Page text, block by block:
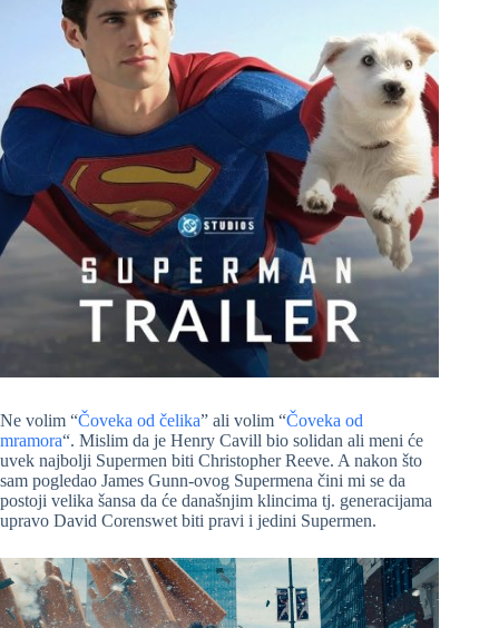
Ne volim “Čoveka od čelika” ali volim “Čoveka od
mramora“. Mislim da je Henry Cavill bio solidan ali meni će
uvek najbolji Supermen biti Christopher Reeve. A nakon što
sam pogledao James Gunn-ovog Supermena čini mi se da
postoji velika šansa da će današnjim klincima tj. generacijama
upravo David Corenswet biti pravi i jedini Supermen.